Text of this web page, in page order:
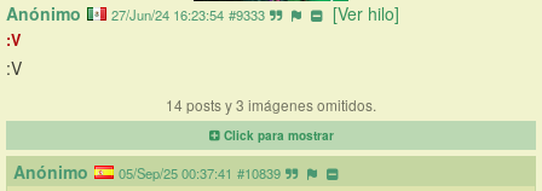
Anónimo 27/Jun/24 16:23:54 #9333 [Ver hilo]
:V
:V
14 posts y 3 imágenes omitidos.
Click para mostrar
Anónimo 05/Sep/25 00:37:41 #10839